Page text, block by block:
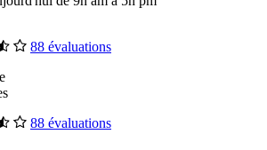
88 évaluations
88 évaluations